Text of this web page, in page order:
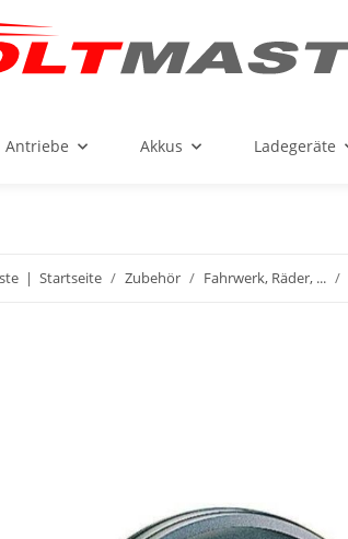
Antriebe Akkus Ladegeräte
Startseite Zubehör Fahrwerk, Räder, ...